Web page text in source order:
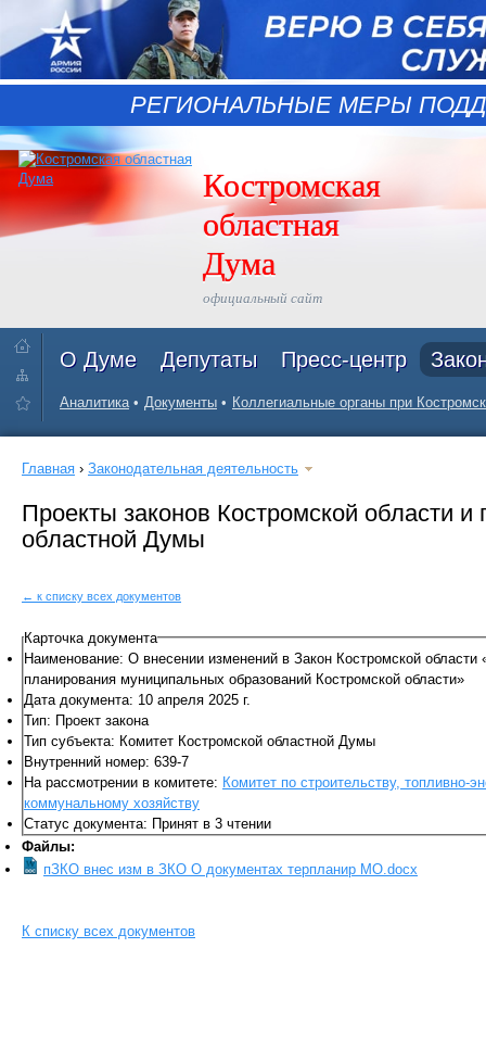
РЕГИОНАЛЬНЫЕ МЕРЫ
Костромская
областная
Дума
официальный сайт
О Думе Депутаты Пресс-центр
Аналитика Документы Коллегиальные органы при
Главная › Законодательная деятельность
Проекты законов Костромской области и
областной Думы
← к списку всех документов
Карточка документа
Наименование: О внесении изменений в Закон Костромской области
планирования муниципальных образований Костромской области»
Дата документа: 10 апреля 2025 г.
Тип: Проект закона
Тип субъекта: Комитет Костромской областной Думы
Внутренний номер: 639-7
На рассмотрении в комитете: Комитет по строительству, топливно-
коммунальному хозяйству
Статус документа: Принят в 3 чтении
Файлы:
пЗКО внес изм в ЗКО О документах терпланир МО.docx
К списку всех документов